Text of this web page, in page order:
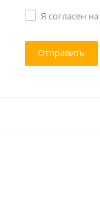
Я согласен на